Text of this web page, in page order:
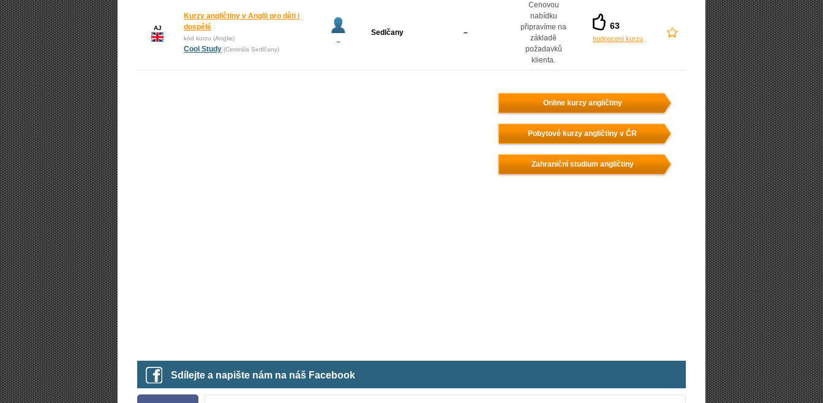
AJ
Kurzy angličtiny v Anglii pro děti i
dospělé
kód kurzu (Anglie)
Cool Study (Centrála Sedlčany)
–
Sedlčany –
Cenovou
nabídku
připravíme na
základě
požadavků
klienta.
63
hodnocení kurzu
Online kurzy angličtiny
Pobytové kurzy angličtiny v ČR
Zahraniční studium angličtiny
Sdílejte a napište nám na náš Facebook